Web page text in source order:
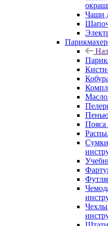
Чаши
Пояса
Сумки
Чехлы